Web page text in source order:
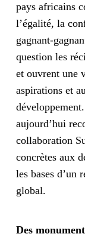
pays africains
l’égalité, la
gagnant-
question les
et ouvrent une
aspirations et
aujourd’hui
collaboration
concrètes aux
les bases d’un
global.
Des